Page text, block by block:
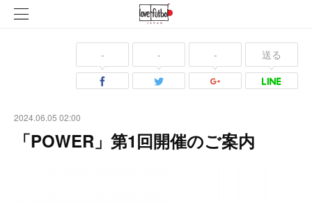
- - - 送る
2024.06.05 02:00
「POWER」第1回開催のご案内